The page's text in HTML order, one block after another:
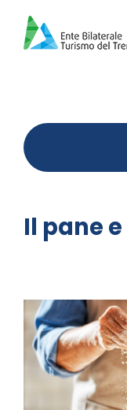
contenuto
Il pane